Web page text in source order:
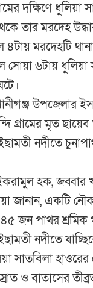
দক্ষিণে ধুলিয়া
তার মরদেহ
৪টায় মরদেহটি
৬টায় ধুলিয়া
উপজেলার
গ্রামের মৃত
নদীতে
ইকরামুল হক,
জানান, একটি
৪৫ জন পাথর
নদীতে
সাতবিলা
ও বাতাসের